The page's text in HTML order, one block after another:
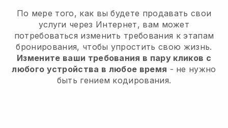
По мере того, как вы будете продавать свои
услуги через Интернет, вам может
потребоваться изменить требования к этапам
бронирования, чтобы упростить свою жизнь.
Измените ваши требования в пару кликов с
любого устройства в любое время - не нужно
быть гением кодирования.